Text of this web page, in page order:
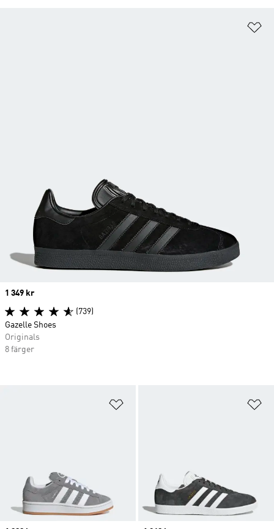
Price
1 349 kr
(739)
Gazelle Shoes
Originals
8 färger